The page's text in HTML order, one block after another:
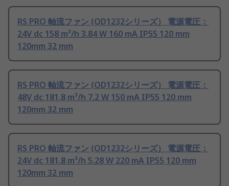
RS PRO 軸流ファン (OD1232シリーズ） 電源電圧：
24V dc 158 m³/h 3.84 W 160 mA IP55 120 mm
120mm 32 mm
RS PRO 軸流ファン (OD1232シリーズ） 電源電圧：
48V dc 181.8 m³/h 7.2 W 150 mA IP55 120 mm
120mm 32 mm
RS PRO 軸流ファン (OD1232シリーズ） 電源電圧：
24V dc 181.8 m³/h 5.28 W 220 mA IP55 120 mm
120mm 32 mm